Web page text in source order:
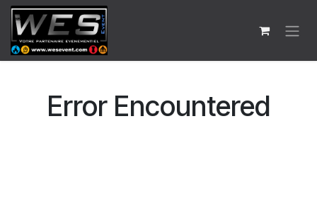
Se rendre au contenu
Error Encountered